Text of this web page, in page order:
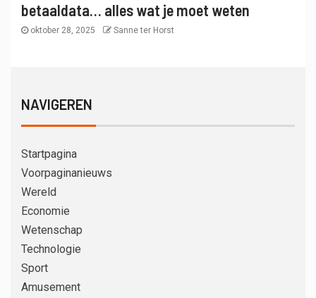
betaaldata… alles wat je moet weten
oktober 28, 2025 Sanne ter Horst
NAVIGEREN
Startpagina
Voorpaginanieuws
Wereld
Economie
Wetenschap
Technologie
Sport
Amusement